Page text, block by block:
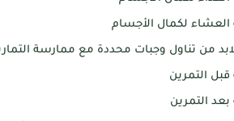
العشاء لكمال الأجسام
من تناول وجبات محددة مع ممارسة
قبل التمرين
بعد التمرين